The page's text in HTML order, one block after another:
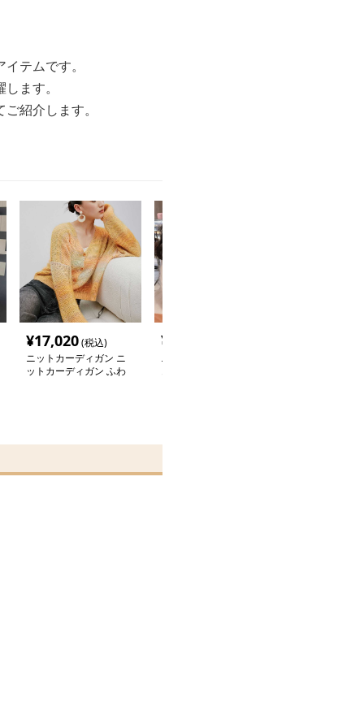
テムです。
ます。
紹介します。
¥17,020(税込)
ニットカーディガン ニ
ットカーディガン ふわ
¥
ニットカーディガン 輝
きモヘアニットカーディ